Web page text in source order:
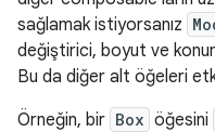
sağlamak istiyorsanız
değiştirici, boyut ve
Bu da diğer alt öğeleri
Örneğin, bir Box öğesini